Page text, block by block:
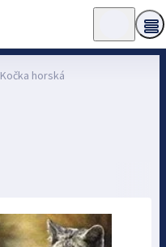
Kočka horská